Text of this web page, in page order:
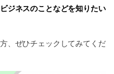
ジネスのことなどを知りたい
、ぜひチェックしてみてくだ